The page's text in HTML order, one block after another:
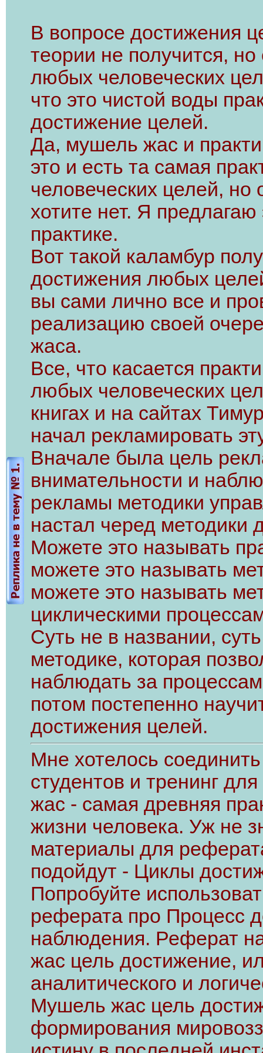
В вопросе достижения
теории не получится,
любых человеческих
что это чистой воды
достижение целей.
Да, мушель жас и
это и есть та самая
человеческих целей, но
хотите нет. Я предлагаю
практике.
Вот такой каламбур
достижения любых
вы сами лично все и
реализацию своей
жаса.
Все, что касается
любых человеческих
книгах и на сайтах
начал рекламировать
Вначале была цель
внимательности и
рекламы методики
настал черед методики
Можете это называть
можете это называть
можете это называть
циклическими
Суть не в названии,
методике, которая
наблюдать за
потом постепенно
достижения целей.
Мне хотелось
студентов и тренинг
жас - самая древняя
жизни человека. Уж не
материалы для
подойдут - Циклы
Попробуйте
реферата про Процесс
наблюдения. Реферат
жас цель достижение,
аналитического и
Мушель жас цель
формирования